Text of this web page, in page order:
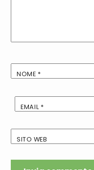
NOME *
EMAIL *
SITO WEB